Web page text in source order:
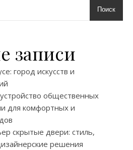
Поиск
записи
город искусств и
общественных
для комфортных и
скрытые двери: стиль,
решения